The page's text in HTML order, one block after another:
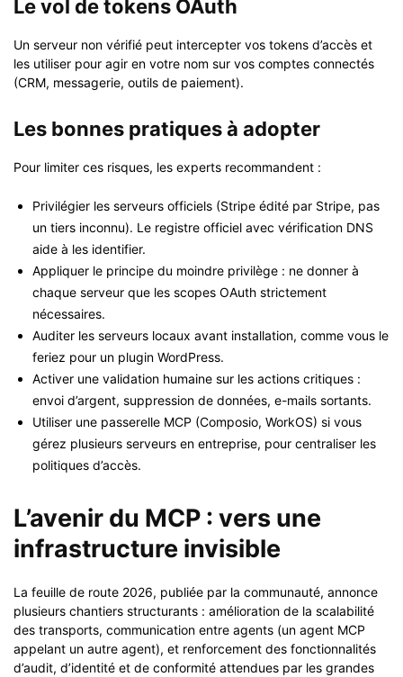
Le vol de tokens OAuth
Un serveur non vérifié peut intercepter vos tokens d’accès et
les utiliser pour agir en votre nom sur vos comptes connectés
(CRM, messagerie, outils de paiement).
Les bonnes pratiques à adopter
Pour limiter ces risques, les experts recommandent :
Privilégier les serveurs officiels (Stripe édité par Stripe, pas
un tiers inconnu). Le registre officiel avec vérification DNS
aide à les identifier.
Appliquer le principe du moindre privilège : ne donner à
chaque serveur que les scopes OAuth strictement
nécessaires.
Auditer les serveurs locaux avant installation, comme vous le
feriez pour un plugin WordPress.
Activer une validation humaine sur les actions critiques :
envoi d’argent, suppression de données, e-mails sortants.
Utiliser une passerelle MCP (Composio, WorkOS) si vous
gérez plusieurs serveurs en entreprise, pour centraliser les
politiques d’accès.
L’avenir du MCP : vers une
infrastructure invisible
La feuille de route 2026, publiée par la communauté, annonce
plusieurs chantiers structurants : amélioration de la scalabilité
des transports, communication entre agents (un agent MCP
appelant un autre agent), et renforcement des fonctionnalités
d’audit, d’identité et de conformité attendues par les grandes